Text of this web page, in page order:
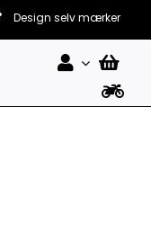
Design selv mærker